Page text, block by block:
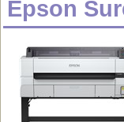
Epson